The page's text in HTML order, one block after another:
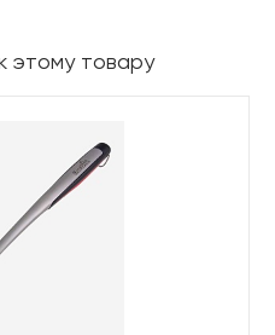
этому товару